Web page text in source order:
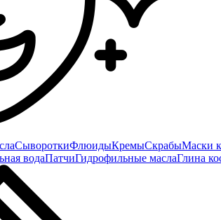
СывороткиФлюидыКремыСкрабыМаски
водаПатчиГидрофильные маслаГлина